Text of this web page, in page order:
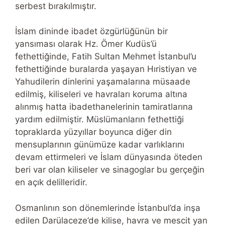
serbest bırakılmıştır.
İslam dininde ibadet özgürlüğünün bir
yansıması olarak Hz. Ömer Kudüs’ü
fethettiğinde, Fatih Sultan Mehmet İstanbul’u
fethettiğinde buralarda yaşayan Hıristiyan ve
Yahudilerin dinlerini yaşamalarına müsaade
edilmiş, kiliseleri ve havraları koruma altına
alınmış hatta ibadethanelerinin tamiratlarına
yardım edilmiştir. Müslümanların fethettiği
topraklarda yüzyıllar boyunca diğer din
mensuplarının günümüze kadar varlıklarını
devam ettirmeleri ve İslam dünyasında öteden
beri var olan kiliseler ve sinagoglar bu gerçeğin
en açık delilleridir.
Osmanlının son dönemlerinde İstanbul’da inşa
edilen Darülaceze’de kilise, havra ve mescit yan